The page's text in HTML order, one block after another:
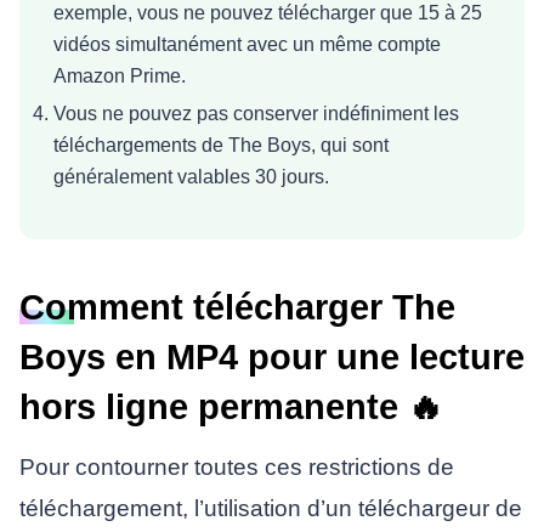
exemple, vous ne pouvez télécharger que 15 à 25
vidéos simultanément avec un même compte
Amazon Prime.
Vous ne pouvez pas conserver indéfiniment les
téléchargements de The Boys, qui sont
généralement valables 30 jours.
Comment télécharger The
Boys en MP4 pour une lecture
hors ligne permanente 🔥
Pour contourner toutes ces restrictions de
téléchargement, l’utilisation d’un téléchargeur de